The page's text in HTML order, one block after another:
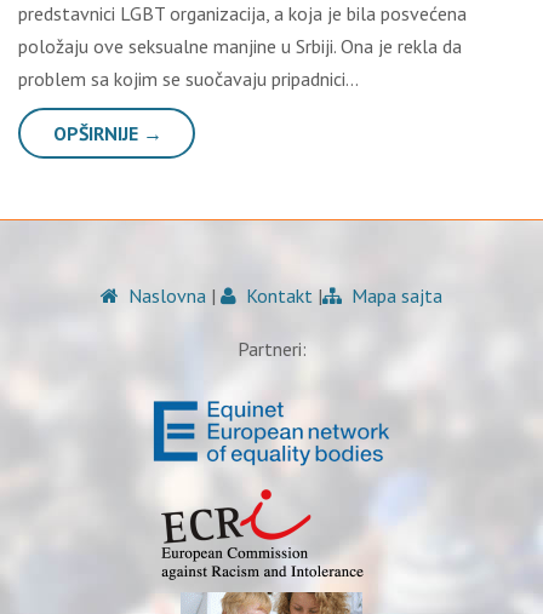
predstavnici LGBT organizacija, a koja je bila posvećena
položaju ove seksualne manjine u Srbiji. Ona je rekla da
problem sa kojim se suočavaju pripadnici…
OPŠIRNIJE →
Naslovna | Kontakt | Mapa sajta
Partneri: